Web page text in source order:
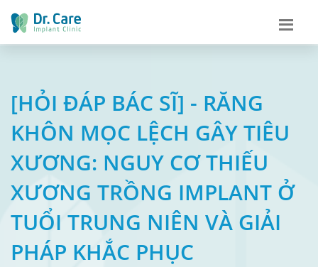
[HỎI ĐÁP BÁC SĨ] - RĂNG
KHÔN MỌC LỆCH GÂY TIÊU
XƯƠNG: NGUY CƠ THIẾU
XƯƠNG TRỒNG IMPLANT Ở
TUỔI TRUNG NIÊN VÀ GIẢI
PHÁP KHẮC PHỤC